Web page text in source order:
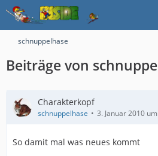
schnuppelhase
Beiträge von
Charakterkopf
schnuppelhase 3. Januar 2010
So damit mal was neues kommt